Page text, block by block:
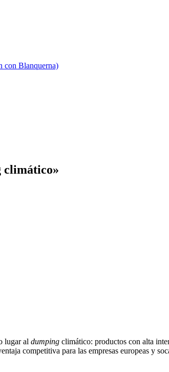
con Blanquerna)
climático»
lugar al dumping climático: productos con alta
competitiva para las empresas europeas y